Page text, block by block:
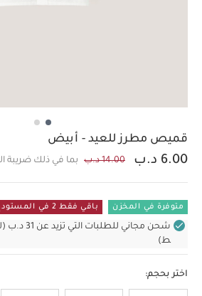
قميص مطرز للعيد - أبيض
6.00 د.ب 14.00 د.ب بما في ذلك ضريبة
متوفرة في المخزن باقي فقط 2 في المستودع
شحن مجاني
ط)
اختر بحجم: